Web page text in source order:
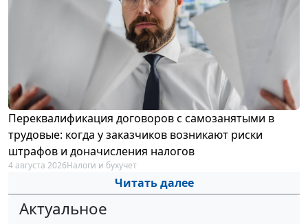
Переквалификация договоров с самозанятыми в
трудовые: когда у заказчиков возникают риски
штрафов и доначисления налогов
4 августа 2026Налоги и бухучет
Читать далее
Актуальное